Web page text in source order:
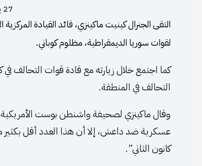
27 يناير، 2020
التقى الجنرال كينيت ماكينزي، قائد القيادة
لقوات سوريا الديمقراطية، مظلوم كوباني.
كما اجتمع خلال زيارته مع قادة قوات التحالف
التحالف في المنطقة.
كانون الثاني”.